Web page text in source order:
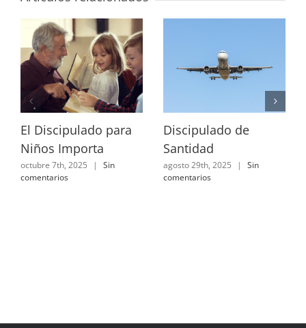
El Discipulado para
Niños Importa
octubre 7th, 2025 |
Sin
comentarios
Discipulado de
Santidad
agosto 29th, 2025 |
Sin
comentarios